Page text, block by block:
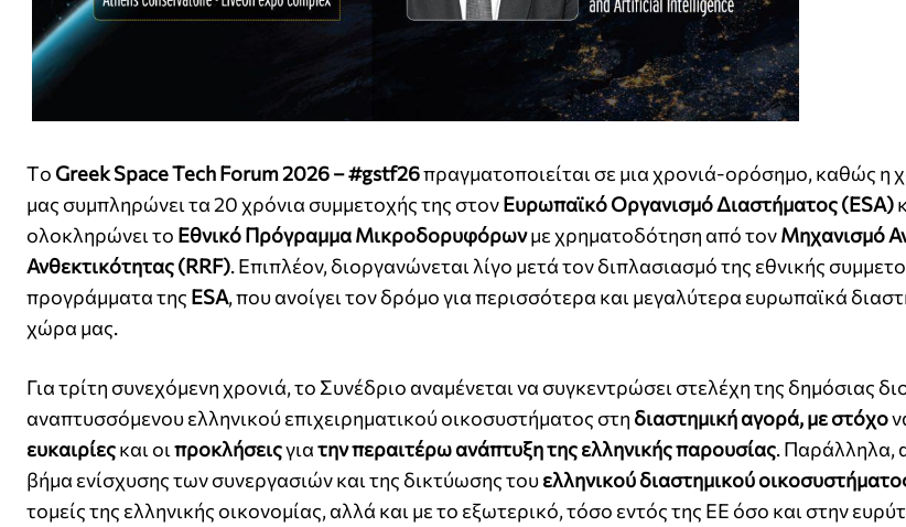
Tο Greek Space Tech Forum 2026 – #gstf26πραγματοποιείται σε μια χρονιά-ορόσημo, καθώς η
μας συμπληρώνει τα 20 χρόνια συμμετοχής της στονΕυρωπαϊκό Οργανισμό Διαστήματος (ESA)
ολοκληρώνει το Εθνικό Πρόγραμμα Μικροδορυφόρωνμε χρηματοδότηση από τονΜηχανισμό
Ανθεκτικότητας (RRF). Επιπλέον, διοργανώνεται λίγο μετά τον διπλασιασμό της εθνικής
προγράμματα της ESA, που ανοίγει τον δρόμο για περισσότερα και μεγαλύτερα ευρωπαϊκά
χώρα μας.
Για τρίτη συνεχόμενη χρονιά, το Συνέδριο αναμένεται να συγκεντρώσει στελέχη της δημόσιας
αναπτυσσόμενου ελληνικού επιχειρηματικού οικοσυστήματος στη διαστημική αγορά, με στόχο
ευκαιρίεςκαι οιπροκλήσειςγιατην περαιτέρω ανάπτυξη της ελληνικής παρουσίας. Παράλληλα,
βήμα ενίσχυσης των συνεργασιών και της δικτύωσης τουελληνικού διαστημικού
τομείς της ελληνικής οικονομίας, αλλά και με το εξωτερικό, τόσο εντός της ΕΕ όσο και στην